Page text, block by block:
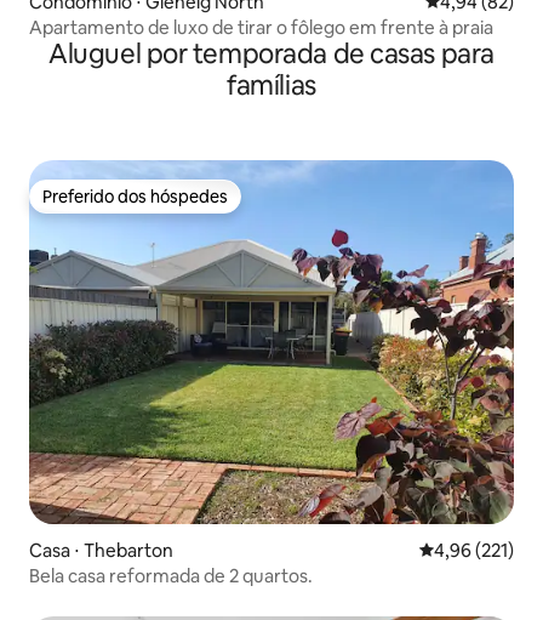
Apartamento de luxo de tirar o fôlego em frente à praia
Aluguel por temporada de casas para
famílias
Preferido dos hóspedes
Preferido dos hóspedes
Casa ⋅ Thebarton 4,96 de uma
4,96 (221)
Bela casa reformada de 2 quartos.